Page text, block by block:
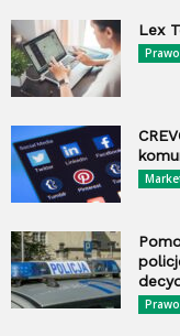
Lex
Prawo
Prawo